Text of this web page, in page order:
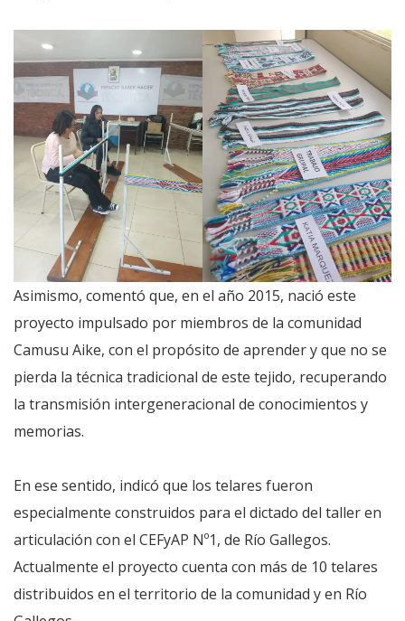
Asimismo, comentó que, en el año 2015, nació este
proyecto impulsado por miembros de la comunidad
Camusu Aike, con el propósito de aprender y que no se
pierda la técnica tradicional de este tejido, recuperando
la transmisión intergeneracional de conocimientos y
memorias.
En ese sentido, indicó que los telares fueron
especialmente construidos para el dictado del taller en
articulación con el CEFyAP Nº1, de Río Gallegos.
Actualmente el proyecto cuenta con más de 10 telares
distribuidos en el territorio de la comunidad y en Río